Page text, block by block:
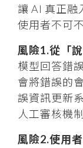
讓 AI 真正融
使用者不可
風險1.從「
模型回答錯
會將錯誤的
誤資訊更新
人工審核機
風險2.使用